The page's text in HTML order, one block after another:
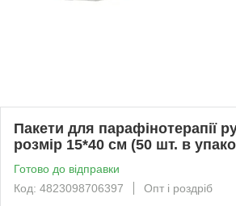
Пакети для парафінотерапії
розмір 15*40 см (50 шт. в
Готово до відправки
Код: 4823098706397
Опт і роздріб